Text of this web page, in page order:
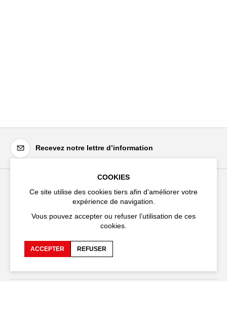
Recevez notre lettre d’information
Festival d'Avignon
20 rue du Portail Boquier,
+33 (0)4 90 27 66 50
COOKIES
Ce site utilise des cookies tiers afin d’améliorer votre
expérience de navigation.
Vous pouvez accepter ou refuser l’utilisation de ces
cookies.
ACCEPTER REFUSER